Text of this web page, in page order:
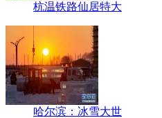
杭温铁路仙居特大
哈尔滨：冰雪大世